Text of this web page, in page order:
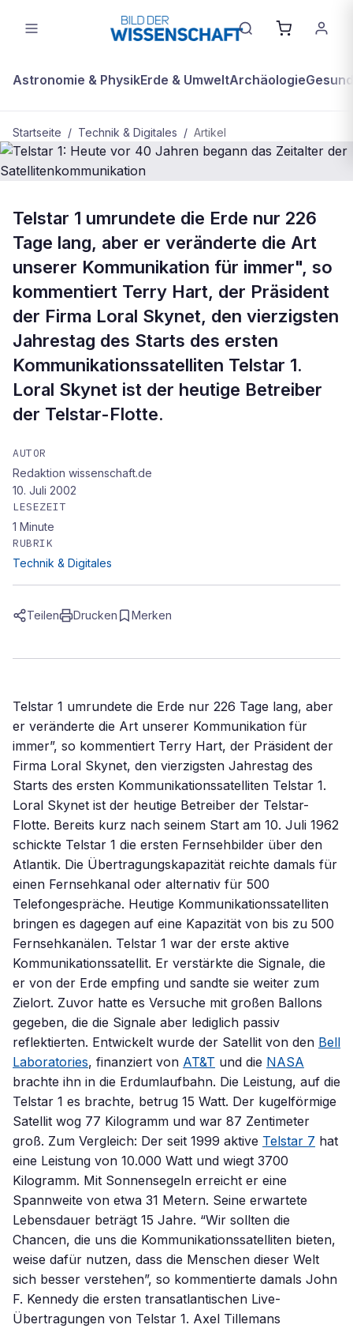
Astronomie & PhysikErde & UmweltArchäologie
Startseite / Technik & Digitales / Artikel
Telstar 1: Heute vor 40 Jahren
begann das Zeitalter der
Satellitenkommunikation
Telstar 1 umrundete die Erde nur 226
Tage lang, aber er veränderte die Art
unserer Kommunikation für immer", so
kommentiert Terry Hart, der Präsident
der Firma Loral Skynet, den vierzigsten
Jahrestag des Starts des ersten
Kommunikationssatelliten Telstar 1.
Loral Skynet ist der heutige Betreiber
der Telstar-Flotte.
AUTOR
Redaktion wissenschaft.de
10. Juli 2002
LESEZEIT
1 Minute
RUBRIK
Technik & Digitales
Teilen Drucken Merken
Telstar 1 umrundete die Erde nur 226 Tage lang, aber
er veränderte die Art unserer Kommunikation für
immer”, so kommentiert Terry Hart, der Präsident der
Firma Loral Skynet, den vierzigsten Jahrestag des
Starts des ersten Kommunikationssatelliten Telstar 1.
Loral Skynet ist der heutige Betreiber der Telstar-
Flotte. Bereits kurz nach seinem Start am 10. Juli 1962
schickte Telstar 1 die ersten Fernsehbilder über den
Atlantik. Die Übertragungskapazität reichte damals für
einen Fernsehkanal oder alternativ für 500
Telefongespräche. Heutige Kommunikationssatelliten
bringen es dagegen auf eine Kapazität von bis zu 500
Fernsehkanälen. Telstar 1 war der erste aktive
Kommunikationssatellit. Er verstärkte die Signale, die
er von der Erde empfing und sandte sie weiter zum
Zielort. Zuvor hatte es Versuche mit großen Ballons
gegeben, die die Signale aber lediglich passiv
reflektierten. Entwickelt wurde der Satellit von den Bell
Laboratories, finanziert von AT&T und die NASA
brachte ihn in die Erdumlaufbahn. Die Leistung, auf die
Telstar 1 es brachte, betrug 15 Watt. Der kugelförmige
Satellit wog 77 Kilogramm und war 87 Zentimeter
groß. Zum Vergleich: Der seit 1999 aktive Telstar 7 hat
eine Leistung von 10.000 Watt und wiegt 3700
Kilogramm. Mit Sonnensegeln erreicht er eine
Spannweite von etwa 31 Metern. Seine erwartete
Lebensdauer beträgt 15 Jahre. “Wir sollten die
Chancen, die uns die Kommunikationssatelliten bieten,
weise dafür nutzen, dass die Menschen dieser Welt
sich besser verstehen”, so kommentierte damals John
F. Kennedy die ersten transatlantischen Live-
Übertragungen von Telstar 1. Axel Tillemans